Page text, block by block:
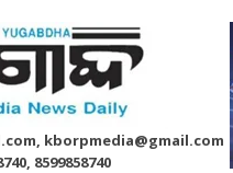
kborpmedia@gmail.com
8599858740